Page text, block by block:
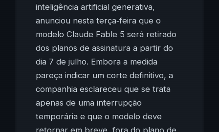
inteligência artificial generativa,
anunciou nesta terça‑feira que o
modelo Claude Fable 5 será retirado
dos planos de assinatura a partir do
dia 7 de julho. Embora a medida
pareça indicar um corte definitivo, a
companhia esclareceu que se trata
apenas de uma interrupção
temporária e que o modelo deve